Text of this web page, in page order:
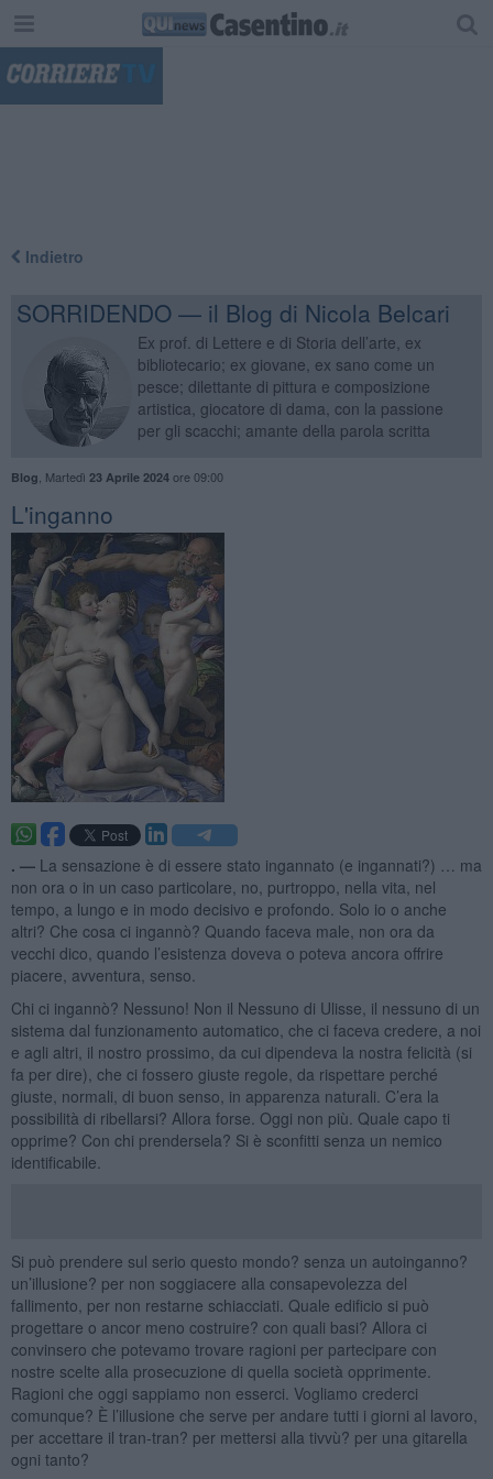
Indietro
SORRIDENDO — il Blog di Nicola Belcari
Ex prof. di Lettere e di Storia dell’arte, ex
bibliotecario; ex giovane, ex sano come un
pesce; dilettante di pittura e composizione
artistica, giocatore di dama, con la passione
per gli scacchi; amante della parola scritta
Blog Martedì 23 Aprile 2024ore 09:00
L'inganno
. — La sensazione è di essere stato ingannato (e ingannati?) … ma
non ora o in un caso particolare, no, purtroppo, nella vita, nel
tempo, a lungo e in modo decisivo e profondo. Solo io o anche
altri? Che cosa ci ingannò? Quando faceva male, non ora da
vecchi dico, quando l’esistenza doveva o poteva ancora offrire
piacere, avventura, senso.
Chi ci ingannò? Nessuno! Non il Nessuno di Ulisse, il nessuno di un
sistema dal funzionamento automatico, che ci faceva credere, a noi
e agli altri, il nostro prossimo, da cui dipendeva la nostra felicità (si
fa per dire), che ci fossero giuste regole, da rispettare perché
giuste, normali, di buon senso, in apparenza naturali. C’era la
possibilità di ribellarsi? Allora forse. Oggi non più. Quale capo ti
opprime? Con chi prendersela? Si è sconfitti senza un nemico
identificabile.
Si può prendere sul serio questo mondo? senza un autoinganno?
un’illusione? per non soggiacere alla consapevolezza del
fallimento, per non restarne schiacciati. Quale edificio si può
progettare o ancor meno costruire? con quali basi? Allora ci
convinsero che potevamo trovare ragioni per partecipare con
nostre scelte alla prosecuzione di quella società opprimente.
Ragioni che oggi sappiamo non esserci. Vogliamo crederci
comunque? È l’illusione che serve per andare tutti i giorni al lavoro,
per accettare il tran-tran? per mettersi alla tivvù? per una gitarella
ogni tanto?